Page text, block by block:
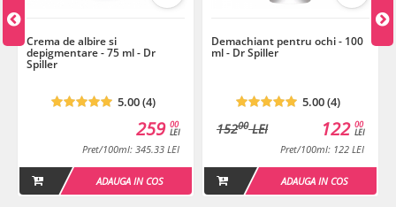
Crema de albire si
depigmentare - 75 ml - Dr
Spiller
5.00 (4)
00
LEI
259
Pret/100ml: 345.33 LEI
ADAUGA IN COS
Demachiant pentru ochi - 100
ml - Dr Spiller
5.00 (4)
15200LEI 00
LEI
122
Pret/100ml: 122 LEI
ADAUGA IN COS